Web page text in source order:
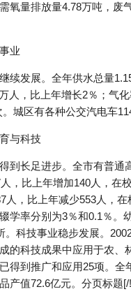
氧量排放量4.78万吨，废
业
续发展。全年供水总量
人，比上年增长2％；气
城区有各种公交汽电车
与科技
到长足进步。全市有普通
，比上年增加140人，在
人，比上年减少553人，
学率分别为3％和0.1％。
。科技事业稳步发展。
的科技成果中应用于农、
得到推广和应用25项。
产值72.6亿元。分页标题